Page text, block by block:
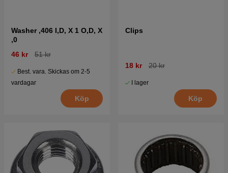
Washer ,406 I,D, X 1 O,D, X
,0
46 kr
51 kr
Best. vara. Skickas om 2-5
vardagar
Köp
Clips
18 kr 20 kr
I lager
Köp